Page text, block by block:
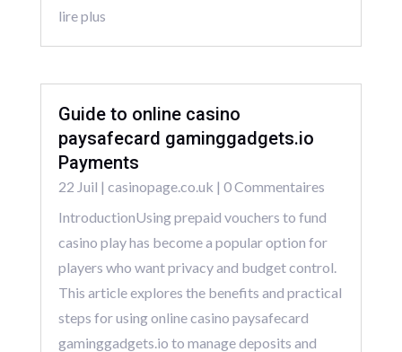
lire plus
Guide to online casino
paysafecard gaminggadgets.io
Payments
22 Juil | casinopage.co.uk | 0 Commentaires
IntroductionUsing prepaid vouchers to fund
casino play has become a popular option for
players who want privacy and budget control.
This article explores the benefits and practical
steps for using online casino paysafecard
gaminggadgets.io to manage deposits and